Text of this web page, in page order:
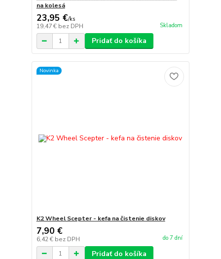
na kolesá
23,95 €/ks
19,47 € bez DPH Skladom
Pridať do košíka
Novinka
K2 Wheel Scepter - kefa na čistenie diskov
7,90 €
6,42 € bez DPH do 7 dní
Pridať do košíka